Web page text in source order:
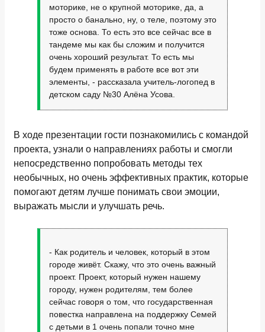
моторике, не о крупной моторике, да, а
просто о банально, ну, о теле, поэтому это
тоже основа. То есть это все сейчас все в
тандеме мы как бы сложим и получится
очень хороший результат. То есть мы
будем применять в работе все вот эти
элементы, - рассказала учитель-логопед в
детском саду №30 Алёна Усова.
В ходе презентации гости познакомились с командой
проекта, узнали о направлениях работы и смогли
непосредственно попробовать методы тех
необычных, но очень эффективных практик, которые
помогают детям лучше понимать свои эмоции,
выражать мысли и улучшать речь.
- Как родитель и человек, который в этом
городе живёт. Скажу, что это очень важный
проект. Проект, который нужен нашему
городу, нужен родителям, тем более
сейчас говоря о том, что государственная
повестка направлена на поддержку Семей
с детьми в 1 очень попали точно мне